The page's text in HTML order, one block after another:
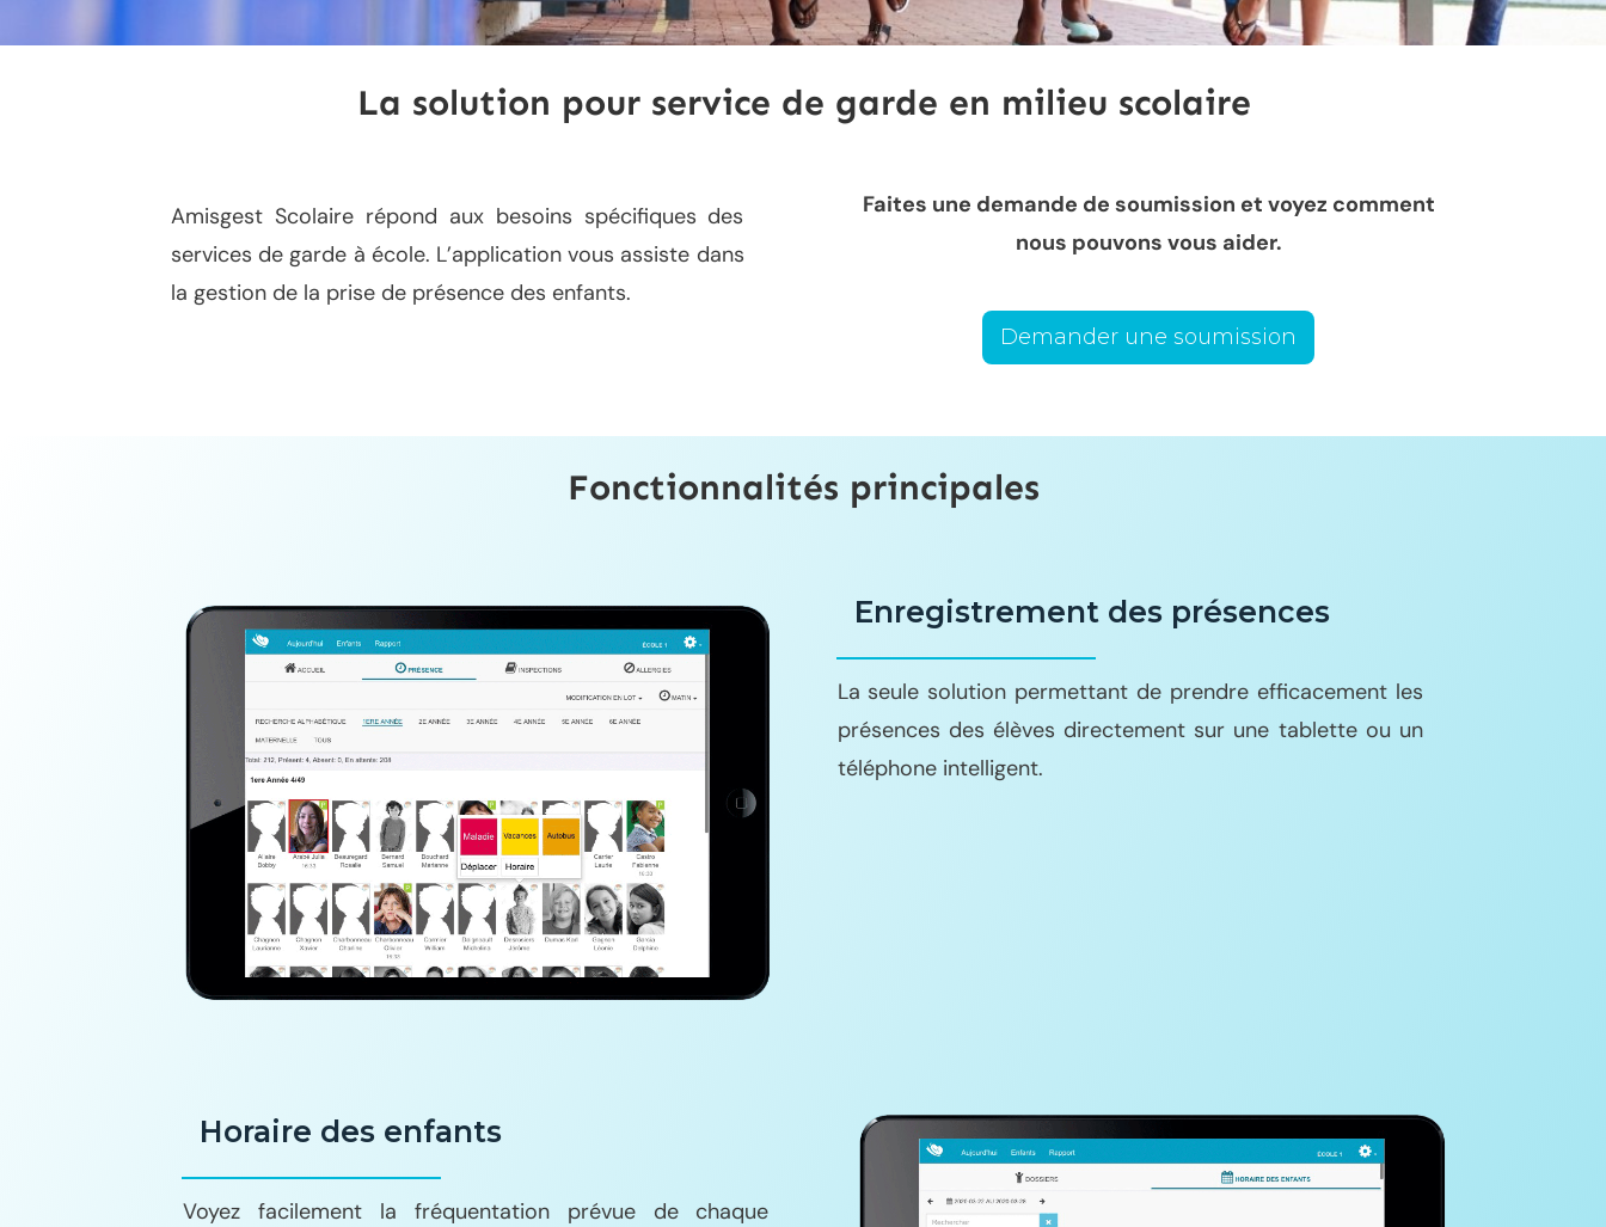
La solution pour service de garde en milieu scolaire
Amisgest Scolaire répond aux besoins spécifiques des
services de garde à école. L’application vous assiste dans
la gestion de la prise de présence des enfants.
Faites une demande de soumission et voyez comment
nous pouvons vous aider.
Demander une soumission
Fonctionnalités principales
Enregistrement des présences
La seule solution permettant de prendre efficacement les
présences des élèves directement sur une tablette ou un
téléphone intelligent.
Horaire des enfants
Voyez facilement la fréquentation prévue de chaque